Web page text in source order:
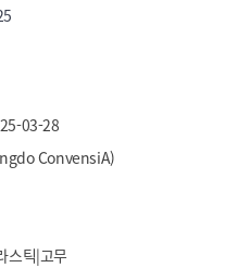
03-28
ConvensiA)
스틱|고무